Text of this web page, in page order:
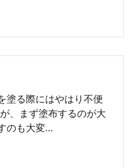
塗る際にはやはり不便
、まず塗布するのが大
のも大変…